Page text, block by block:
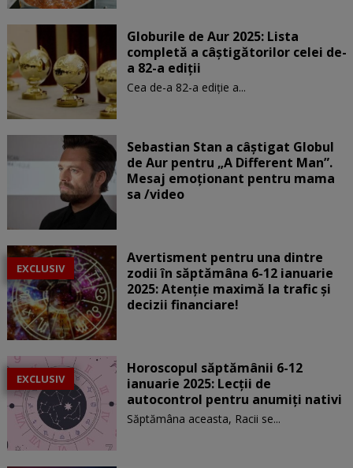
Globurile de Aur 2025: Lista
completă a câștigătorilor celei de-
a 82-a ediții
Cea de-a 82-a ediție a...
Sebastian Stan a câștigat Globul
de Aur pentru „A Different Man”.
Mesaj emoționant pentru mama
sa /video
EXCLUSIV
Avertisment pentru una dintre
zodii în săptămâna 6-12 ianuarie
2025: Atenție maximă la trafic și
decizii financiare!
EXCLUSIV
Horoscopul săptămânii 6-12
ianuarie 2025: Lecții de
autocontrol pentru anumiți nativi
Săptămâna aceasta, Racii se...